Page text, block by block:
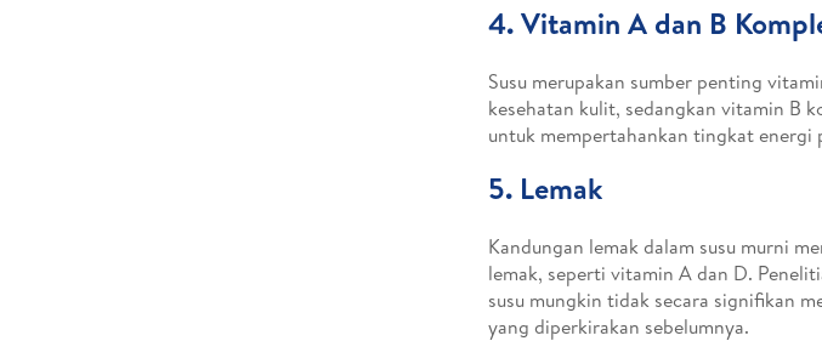
4. Vitamin A dan B
Susu merupakan sumber penting
kesehatan kulit, sedangkan vitamin B
untuk mempertahankan tingkat energi
5. Lemak
Kandungan lemak dalam susu murni
lemak, seperti vitamin A dan D.
susu mungkin tidak secara signifikan
yang diperkirakan sebelumnya.